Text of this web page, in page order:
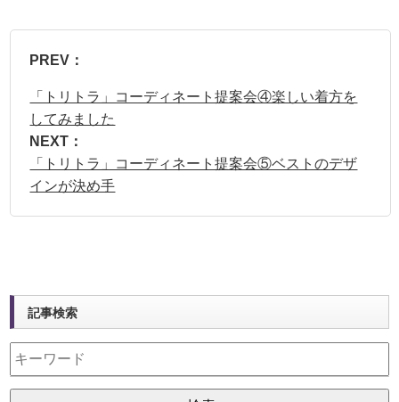
PREV：
「トリトラ」コーディネート提案会④楽しい着方を
してみました
NEXT：
「トリトラ」コーディネート提案会⑤ベストのデザ
インが決め手
記事検索